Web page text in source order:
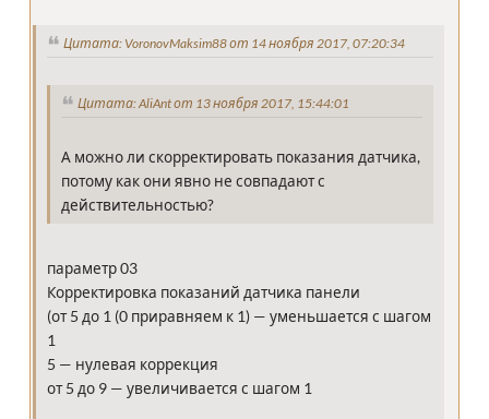
Цитата: VoronovMaksim88 от 14 ноября 2017, 07:20:34
Цитата: AliAnt от 13 ноября 2017, 15:44:01
А можно ли скорректировать показания датчика,
потому как они явно не совпадают с
действительностью?
параметр 03
Корректировка показаний датчика панели
(от 5 до 1 (0 приравняем к 1) — уменьшается с шагом
1
5 — нулевая коррекция
от 5 до 9 — увеличивается с шагом 1